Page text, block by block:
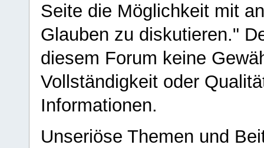
Seite die Möglichkeit mit
Glauben zu diskutieren."
diesem Forum keine
Vollständigkeit oder
Informationen.
Unseriöse Themen und